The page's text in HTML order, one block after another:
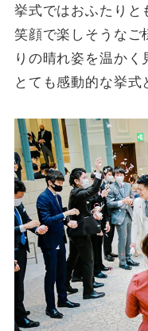
挙式ではおふたりと
笑顔で楽しそうなご
りの晴れ姿を温かく
とても感動的な挙式